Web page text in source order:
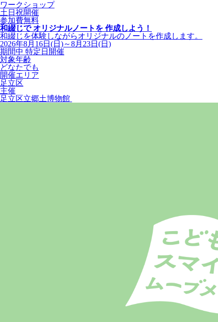
ワークショップ
土日祝開催
参加費無料
和綴じで オリジナルノートを 作成しよう！
和綴じを体験しながらオリジナルのノートを作成します。
2026年8月16日(日)～8月23日(日)
期間中 特定日開催
対象年齢
どなたでも
開催エリア
足立区
主催
足立区立郷土博物館